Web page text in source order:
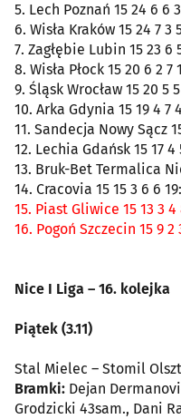
5. Lech Poznań 15 24 6 6
6. Wisła Kraków 15 24 7 3
7. Zagłębie Lubin 15 23 6
8. Wisła Płock 15 20 6 2 7
9. Śląsk Wrocław 15 20 5
10. Arka Gdynia 15 19 4 7
11. Sandecja Nowy Sącz
12. Lechia Gdańsk 15 17 4
13. Bruk-Bet Termalica
14. Cracovia 15 15 3 6 6
15. Piast Gliwice 15 13 3 4
16. Pogoń Szczecin 15 9 2
Nice I Liga – 16.
Piątek (3.11)
Stal Mielec – Stomil
Bramki: Dejan
Grodzicki 43sam., Dani